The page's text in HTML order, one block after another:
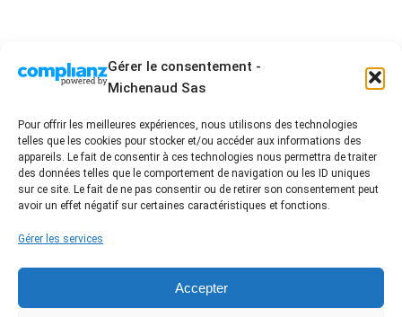
Gérer le consentement -
Michenaud Sas
Pour offrir les meilleures expériences, nous utilisons des technologies
telles que les cookies pour stocker et/ou accéder aux informations des
appareils. Le fait de consentir à ces technologies nous permettra de traiter
des données telles que le comportement de navigation ou les ID uniques
sur ce site. Le fait de ne pas consentir ou de retirer son consentement peut
avoir un effet négatif sur certaines caractéristiques et fonctions.
Gérer les services
Accepter
2 Allée Blaise Pascal - ZA les acacias 3 - 85430 La
Boissière des Landes
02 51 94 01 96 - contact@damienmichenaud.fr
Accueil
Entreprise artisanale engagée
FAQ / Conseil
Label certifié RGE /